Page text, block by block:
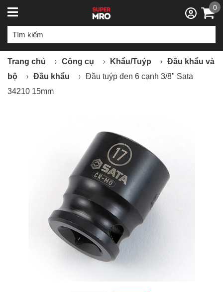
0
Trang chủ Công cụ Khẩu/Tuýp
Đầu khẩu và
bộ
Đầu khẩu
Đầu tuýp đen 6 cạnh 3/8" Sata
34210 15mm